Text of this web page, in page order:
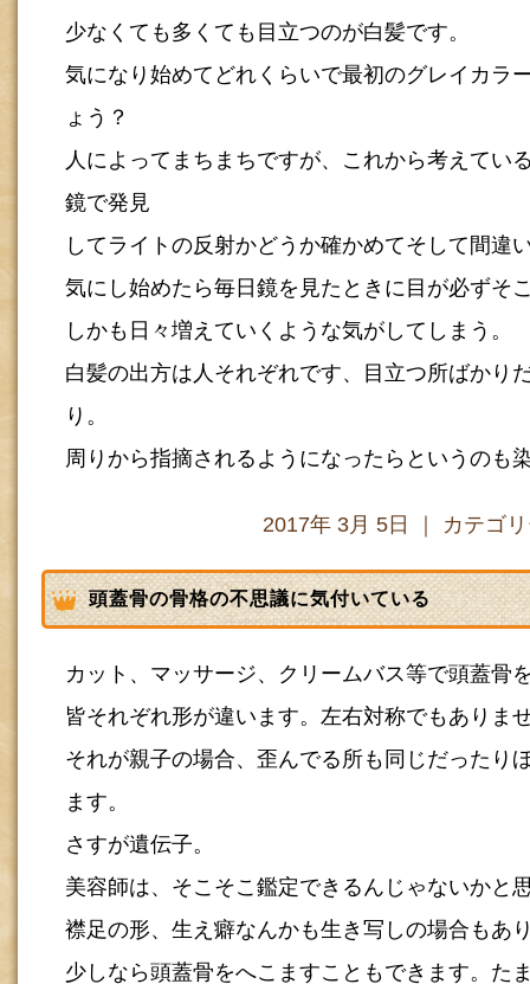
少なくても多くても目立つのが白髪です。
気になり始めてどれくらいで最初のグレイカラ
ょう？
人によってまちまちですが、これから考えてい
鏡で発見
してライトの反射かどうか確かめてそして間違
気にし始めたら毎日鏡を見たときに目が必ずそ
しかも日々増えていくような気がしてしまう。
白髪の出方は人それぞれです、目立つ所ばかり
り。
周りから指摘されるようになったらというのも
2017年 3月 5日 ｜ カテゴ
頭蓋骨の骨格の不思議に気付いている
カット、マッサージ、クリームバス等で頭蓋骨
皆それぞれ形が違います。左右対称でもありま
それが親子の場合、歪んでる所も同じだったり
ます。
さすが遺伝子。
美容師は、そこそこ鑑定できるんじゃないかと
襟足の形、生え癖なんかも生き写しの場合もあ
少しなら頭蓋骨をへこますこともできます。た